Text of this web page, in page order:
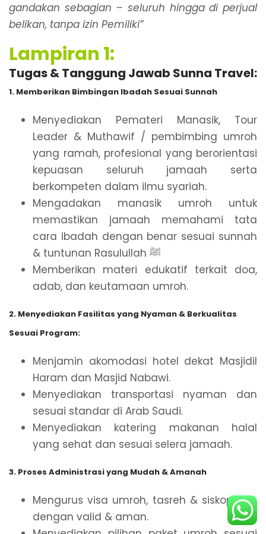
gandakan sebagian – seluruh hingga di perjual
belikan, tanpa izin Pemiliki”
Lampiran 1:
Tugas & Tanggung Jawab Sunna Travel:
1. Memberikan Bimbingan Ibadah Sesuai Sunnah
Menyediakan Pemateri Manasik, Tour
Leader & Muthawif / pembimbing umroh
yang ramah, profesional yang berorientasi
kepuasan seluruh jamaah serta
berkompeten dalam ilmu syariah.
Mengadakan manasik umroh untuk
memastikan jamaah memahami tata
cara ibadah dengan benar sesuai sunnah
& tuntunan Rasulullah ﷺ
Memberikan materi edukatif terkait doa,
adab, dan keutamaan umroh.
2. Menyediakan Fasilitas yang Nyaman & Berkualitas
Sesuai Program:
Menjamin akomodasi hotel dekat Masjidil
Haram dan Masjid Nabawi.
Menyediakan transportasi nyaman dan
sesuai standar di Arab Saudi.
Menyediakan katering makanan halal
yang sehat dan sesuai selera jamaah.
3. Proses Administrasi yang Mudah & Amanah
Mengurus visa umroh, tasreh & siskopatuh
dengan valid & aman.